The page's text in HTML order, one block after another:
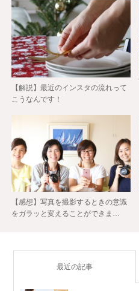
【解説】最近のインスタの流れって
こうなんです！
【感想】写真を撮影するときの意識
をガラッと変えることができま…
最近の記事